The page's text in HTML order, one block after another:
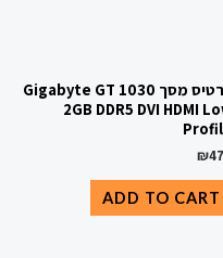
כרטיס מסך Gigabyte GT 1030
2GB DDR5 DVI HDMI
₪
ADD TO CART